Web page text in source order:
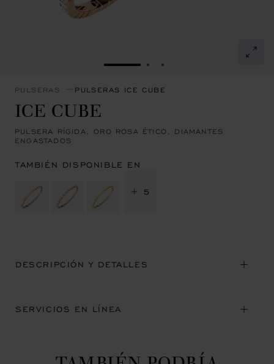
IR A LA DIAPOSITIVA 1
IR A LA DIAPOSITIVA 2
IR A LA DIAPOSITIVA
PULSERAS PULSERAS ICE CUBE
ICE CUBE
PULSERA RÍGIDA, ORO ROSA ÉTICO, DIAMANTES
ENGASTADOS
TAMBIÉN DISPONIBLE EN
+ 5
DESCRIPCIÓN Y DETALLES
SERVICIOS EN LÍNEA